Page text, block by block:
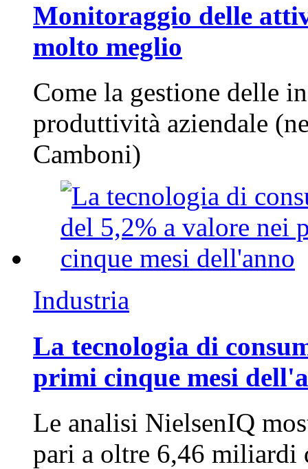
Monitoraggio delle
molto meglio
Come la gestione delle
produttività aziendale
Camboni)
Industria
La tecnologia di
primi cinque mesi
Le analisi NielsenIQ
pari a oltre 6,46